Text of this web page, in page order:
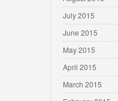
July 2015
June 2015
May 2015
April 2015
March 2015